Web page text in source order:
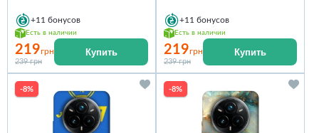
+11 бонусов
Есть в наличии
219грн
239 грн
Купить
+11 бонусов
Есть в наличии
219грн
239 грн
Купить
-8% -8%